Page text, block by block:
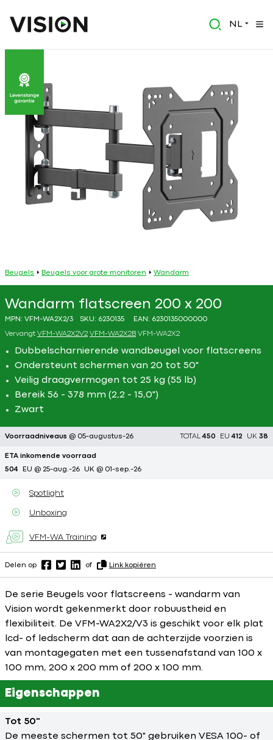
NL
Beugels Beugels voor grote monitoren Wandarm
Wandarm flatscreen 200 x 200
MPN: VFM-WA2X2/3 SKU: 6230135 EAN: 6230135000000
Vervangt VFM-WA2X2V2 VFM-WA2X2B VFM-WA2X2
Dubbelscharnierende wandbeugel voor flatscreens
Ondersteunt schermen van 20 tot 50"
Veilig draagvermogen tot 25 kg (55 lb)
Bereik 56 - 378 mm (2,2 - 15,0")
Zwart
Voorraadniveaus @ 05-augustus-26 TOTAL450 EU412 UK 38
ETA inkomende voorraad
504 EU @ 25-aug.-26 UK @ 01-sep.-26
Spotlight
Unboxing
VFM-WA Training
Delen op of Link kopiëren
De serie Beugels voor flatscreens - wandarm van
Vision wordt gekenmerkt door robuustheid en
flexibiliteit. De VFM-WA2X2/V3 is geschikt voor elk plat
lcd- of ledscherm dat aan de achterzijde voorzien is
van montagegaten met een tussenafstand van 100 x
100 mm, 200 x 200 mm of 200 x 100 mm.
Eigenschappen
Tot 50"
De meeste schermen tot 50" gebruiken VESA 100- of